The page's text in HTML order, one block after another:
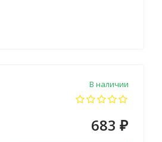
В наличии
683 ₽